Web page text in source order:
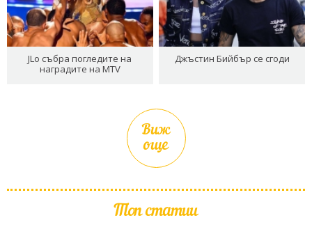
JLo събра погледите на
наградите на MTV
Джъстин Бийбър се сгоди
Виж
още
Топ статии